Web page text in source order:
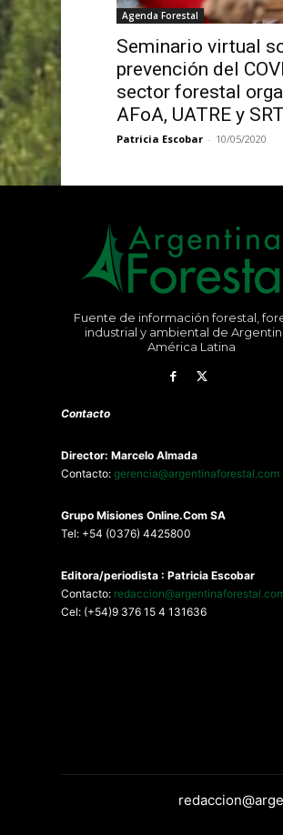
Agenda Forestal
Seminario virtual
prevención del
sector forestal
AFoA, UATRE y SRT
Patricia Escobar - 10/05/2020
Fuente de información forestal,
industrial y ambiental de
América Latina
Contacto
Director: Marcelo Almada
Contacto: gerencia@argentinaforestal.com
Grupo MisionesOnline.Com SA
Tel: +54 (0376) 4425800
Editora/periodista : Patricia Escobar
Contacto:
Cel: (+54)9 376 15 4 131636